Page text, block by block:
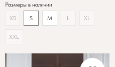
Размеры в наличии
XS
S M L XL
XXL